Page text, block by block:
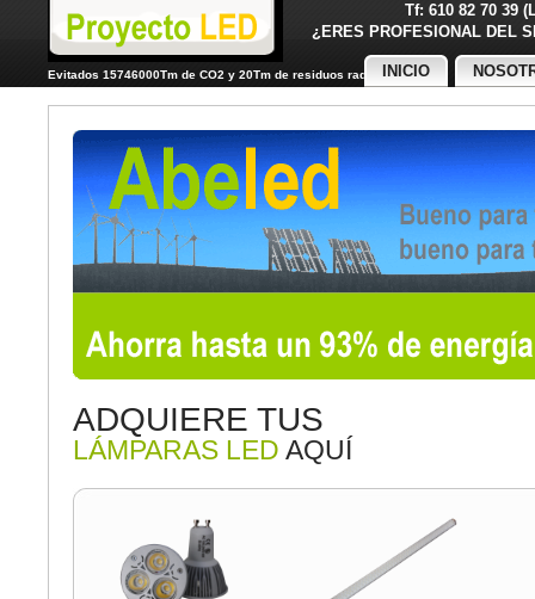
Tf: 610 82 70 39
¿ERES PROFESIONAL
Evitados 15746000Tm de CO2 y 20Tm de residuos radiactivos
INICIO
ADQUIERE TUS
LÁMPARAS LED AQUÍ